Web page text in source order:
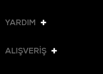
YARDIM
ALIŞVERİŞ